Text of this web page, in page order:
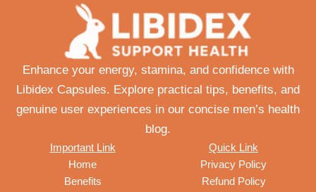
Enhance your energy, stamina, and confidence with
Libidex Capsules. Explore practical tips, benefits, and
genuine user experiences in our concise men’s health
blog.
Important Link
Home
Benefits
Quick Link
Privacy Policy
Refund Policy